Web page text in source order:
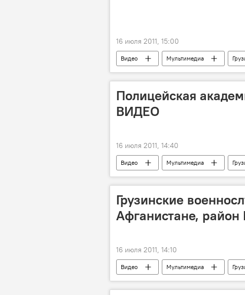
16 июля 2011, 15:00
Видео Мультимедиа
ОБЩЕСТВО
Полицейская
ВИДЕО
16 июля 2011, 14:40
Видео Мультимедиа
Грузинские
Афганистане,
16 июля 2011, 14:10
Видео Мультимедиа